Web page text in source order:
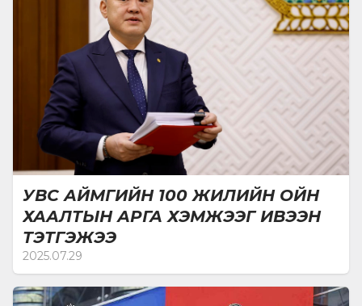
Алдарт уяач С.Анхбаярын гэр бүл 100 сая,УИХ-ын
гишүүн Ж.Ганбаатар 50 сая, УИХ-ын гишүүн
Б.Заяабал ах дүү төрөл төрөгсдийн хамт 50 сая, УИХ-
ын гишүүн, Байгаль орчин аялал жуулчлалын
сайд асан Н.Цэрэнбатын гэр бүл 30 сая, УИХ-ын
гишүүн Х.Болормаа 20 сая, УИХ-ын гишүүн
М.Мандхай 20 сая төгрөг тус тус хандивласан
талаарх мэдээлэл ил болоод буй. Тэгвэл Увс
аймгийн 100 жилийн ойн хаалтын шоуг УИХ-ын
гишүүн, Ардчилсан намын дарга Л.Гантөмөр ивээн
тэтгэсэн байна.
УВС АЙМГИЙН 100 ЖИЛИЙН ОЙН
ХААЛТЫН АРГА ХЭМЖЭЭГ ИВЭЭН
ТЭТГЭЖЭЭ
2025.07.29